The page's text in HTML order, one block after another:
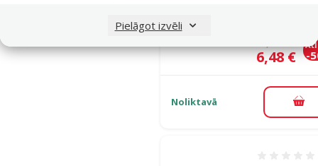
Pielāgot izvēli
Oriģinālā
Cena
6,48 € -
Noliktavā